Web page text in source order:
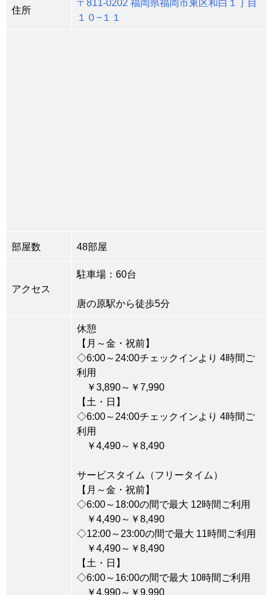
住所
〒811-0202 福岡県福岡市東区和白１丁目
１０−１１
部屋数 48部屋
アクセス
駐車場：60台
唐の原駅から徒歩5分
休憩
【月～金・祝前】
◇6:00～24:00チェックインより 4時間ご
利用
￥3,890～￥7,990
【土・日】
◇6:00～24:00チェックインより 4時間ご
利用
￥4,490～￥8,490
サービスタイム（フリータイム）
【月～金・祝前】
◇6:00～18:00の間で最大 12時間ご利用
￥4,490～￥8,490
◇12:00～23:00の間で最大 11時間ご利用
￥4,490～￥8,490
【土・日】
◇6:00～16:00の間で最大 10時間ご利用
￥4,990～￥9,990